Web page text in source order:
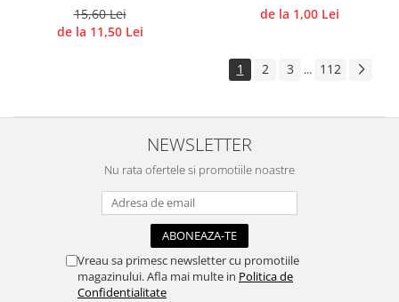
15,60 Lei
de la 11,50 Lei
de la 1,00 Lei
1 2 3 ... 112
NEWSLETTER
Nu rata ofertele si promotiile noastre
Vreau sa primesc newsletter cu promotiile
magazinului. Afla mai multe in Politica de
Confidentialitate